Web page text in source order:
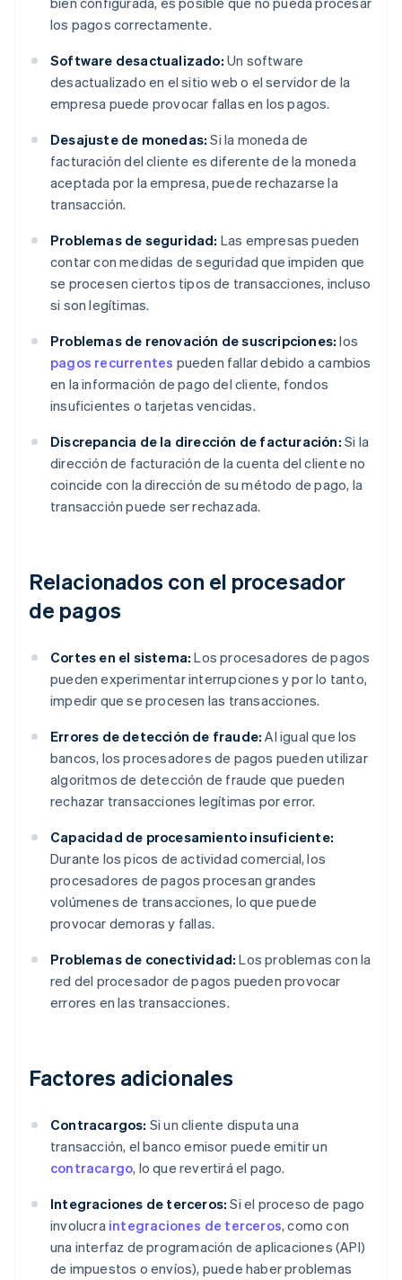
los pagos correctamente.
Software desactualizado: Un software
desactualizado en el sitio web o el servidor de la
empresa puede provocar fallas en los pagos.
Desajuste de monedas: Si la moneda de
facturación del cliente es diferente de la moneda
aceptada por la empresa, puede rechazarse la
transacción.
Problemas de seguridad: Las empresas pueden
contar con medidas de seguridad que impiden que
se procesen ciertos tipos de transacciones, incluso
si son legítimas.
Problemas de renovación de suscripciones: los
pagos recurrentes pueden fallar debido a cambios
en la información de pago del cliente, fondos
insuficientes o tarjetas vencidas.
Discrepancia de la dirección de facturación: Si la
dirección de facturación de la cuenta del cliente no
coincide con la dirección de su método de pago, la
transacción puede ser rechazada.
Relacionados con el procesador
de pagos
Cortes en el sistema: Los procesadores de pagos
pueden experimentar interrupciones y por lo tanto,
impedir que se procesen las transacciones.
Errores de detección de fraude: Al igual que los
bancos, los procesadores de pagos pueden utilizar
algoritmos de detección de fraude que pueden
rechazar transacciones legítimas por error.
Capacidad de procesamiento insuficiente:
Durante los picos de actividad comercial, los
procesadores de pagos procesan grandes
volúmenes de transacciones, lo que puede
provocar demoras y fallas.
Problemas de conectividad: Los problemas con la
red del procesador de pagos pueden provocar
errores en las transacciones.
Factores adicionales
Contracargos: Si un cliente disputa una
transacción, el banco emisor puede emitir un
contracargo, lo que revertirá el pago.
Integraciones de terceros: Si el proceso de pago
involucra integraciones de terceros, como con
una interfaz de programación de aplicaciones (API)
de impuestos o envíos), puede haber problemas